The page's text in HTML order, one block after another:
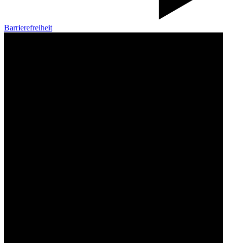
Barrierefreiheit